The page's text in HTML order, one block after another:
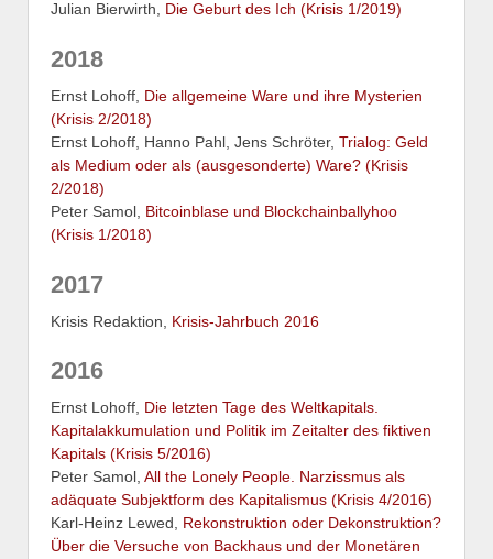
Julian Bierwirth, Die Geburt des Ich (Krisis 1/2019)
2018
Ernst Lohoff, Die allgemeine Ware und ihre Mysterien
(Krisis 2/2018)
Ernst Lohoff, Hanno Pahl, Jens Schröter, Trialog: Geld
als Medium oder als (ausgesonderte) Ware? (Krisis
2/2018)
Peter Samol, Bitcoinblase und Blockchainballyhoo
(Krisis 1/2018)
2017
Krisis Redaktion, Krisis-Jahrbuch 2016
2016
Ernst Lohoff, Die letzten Tage des Weltkapitals.
Kapitalakkumulation und Politik im Zeitalter des fiktiven
Kapitals (Krisis 5/2016)
Peter Samol, All the Lonely People. Narzissmus als
adäquate Subjektform des Kapitalismus (Krisis 4/2016)
Karl-Heinz Lewed, Rekonstruktion oder Dekonstruktion?
Über die Versuche von Backhaus und der Monetären